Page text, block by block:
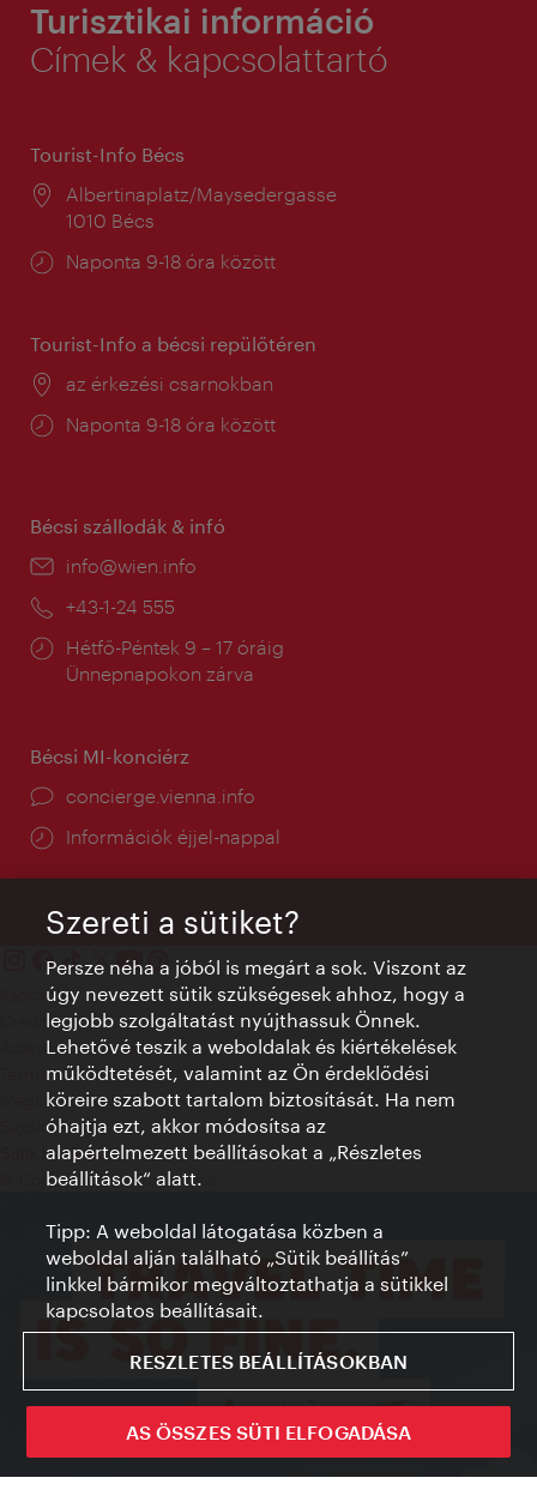
Turisztikai információ
Címek & kapcsolattartó
Tourist-Info Bécs
Helyszín:
Albertinaplatz/Maysedergasse
1010 Bécs
Nyitva
Naponta 9-18 óra között
Tourist-Info a bécsi repülőtéren
Helyszín:
az érkezési csarnokban
Nyitva
Naponta 9-18 óra között
Bécsi szállodák & infó
E-
info@wien.info
Telefon:
+43-1-24 555
Nyitva
tartás:
Hétfő-Péntek 9 – 17 óráig
Ünnepnapokon zárva
Bécsi MI-konciérz
concierge.vienna.info
Információk éjjel-nappal
Kapcsolat
Credits
Adatvédelmi nyilatkozat
Terms of Use
Megközelíthetőség
Sajtókapcsolat
Sütik beállítása
© Copyright WienTourismus
Szereti a sütiket?
Persze néha a jóból is megárt a sok. Viszont az
úgy nevezett sütik szükségesek ahhoz, hogy a
legjobb szolgáltatást nyújthassuk Önnek.
Lehetővé teszik a weboldalak és kiértékelések
működtetését, valamint az Ön érdeklődési
köreire szabott tartalom biztosítását. Ha nem
óhajtja ezt, akkor módosítsa az
alapértelmezett beállításokat a „Részletes
beállítások“ alatt.
Tipp: A weboldal látogatása közben a
weboldal alján található „Sütik beállítás”
linkkel bármikor megváltoztathatja a sütikkel
kapcsolatos beállításait.
RESZLETES BEÁLLÍTÁSOKBAN
AS ÖSSZES SÜTI ELFOGADÁSA